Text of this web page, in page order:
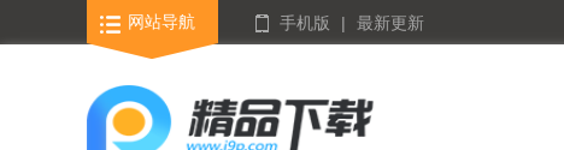
网站导航 手机版 | 最新更新